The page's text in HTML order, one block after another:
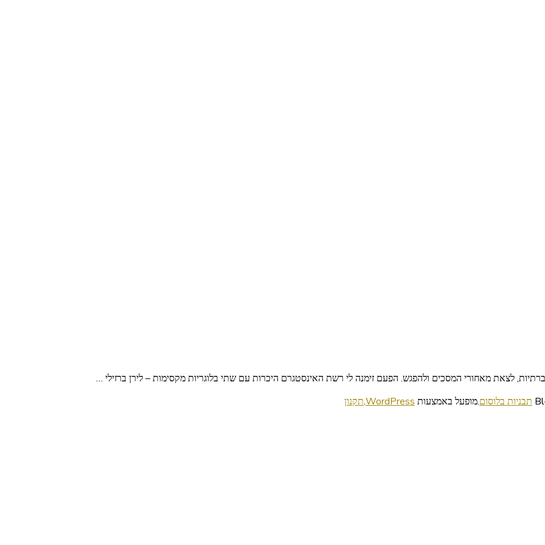
לצאת מאחורי המסכים ולהפגש. הפעם זימנה לי רשת האינסטגרם היכרות עם שתי בלוגריות מקסימות – לירן ברזילי …
תבניות בלוסום.מופעל באמצעות WordPress
.תקנון